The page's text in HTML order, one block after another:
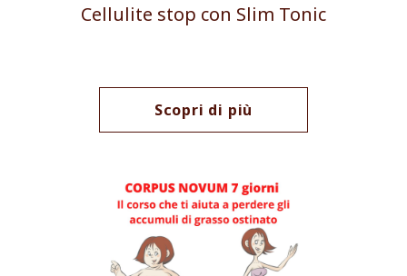
Cellulite stop con Slim Tonic
Scopri di più